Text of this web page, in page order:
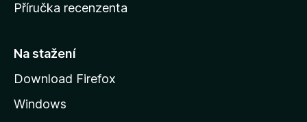
u
t
á
n
Příručka recenzenta
Na stažení
Download Firefox
Windows